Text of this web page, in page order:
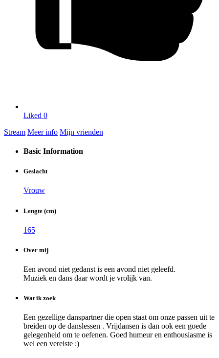
Liked 0
Stream Meer info Mijn vrienden
Basic Information
Geslacht
Vrouw
Lengte (cm)
165
Over mij
Een avond niet gedanst is een avond niet geleefd.
Muziek en dans daar wordt je vrolijk van.
Wat ik zoek
Een gezellige danspartner die open staat om onze passen uit te
breiden op de danslessen . Vrijdansen is dan ook een goede
gelegenheid om te oefenen. Goed humeur en enthousiasme is
wel een vereiste :)